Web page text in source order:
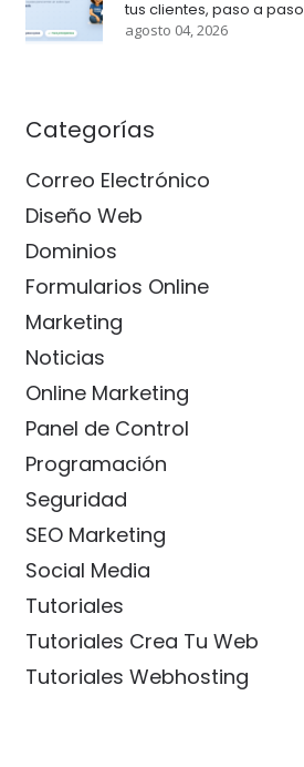
tus clientes, paso a paso
agosto 04, 2026
Categorías
Correo Electrónico
Diseño Web
Dominios
Formularios Online
Marketing
Noticias
Online Marketing
Panel de Control
Programación
Seguridad
SEO Marketing
Social Media
Tutoriales
Tutoriales Crea Tu Web
Tutoriales Webhosting